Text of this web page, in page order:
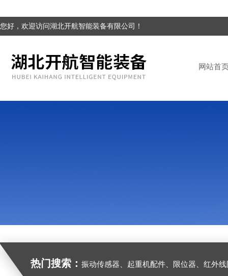
您好，欢迎访问湖北开航智能装备有限公司！
网站首
热门搜索： 振动传感器、起重机配件、限位器、红外线防撞器